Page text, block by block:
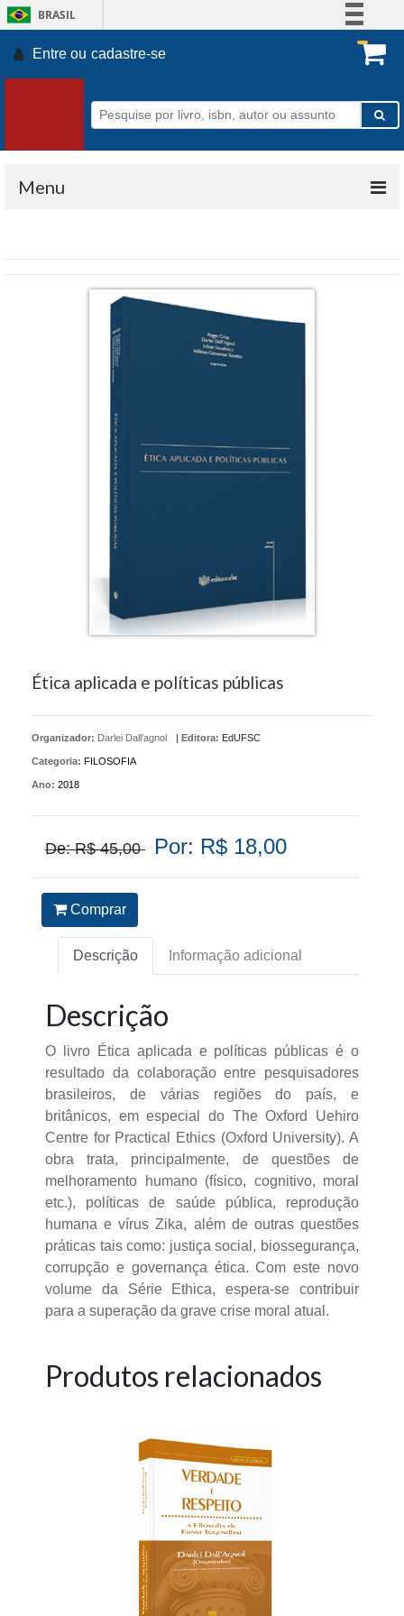
BRASIL
Participe
Acesso à informação
Legislação
Entre ou cadastre-se.
Menu
Ética aplicada e políticas públicas
Organizador: Darlei Dall'agnol | Editora: EdUFSC
Categoria: FILOSOFIA
Ano: 2018
De: R$ 45,00 Por: R$ 18,00
Comprar
Descrição Informação adicional
Descrição
O livro Ética aplicada e políticas públicas é o
resultado da colaboração entre pesquisadores
brasileiros, de várias regiões do país, e
britânicos, em especial do The Oxford Uehiro
Centre for Practical Ethics (Oxford University). A
obra trata, principalmente, de questões de
melhoramento humano (físico, cognitivo, moral
etc.), políticas de saúde pública, reprodução
humana e vírus Zika, além de outras questões
práticas tais como: justiça social, biossegurança,
corrupção e governança ética. Com este novo
volume da Série Ethica, espera-se contribuir
para a superação da grave crise moral atual.
Produtos relacionados